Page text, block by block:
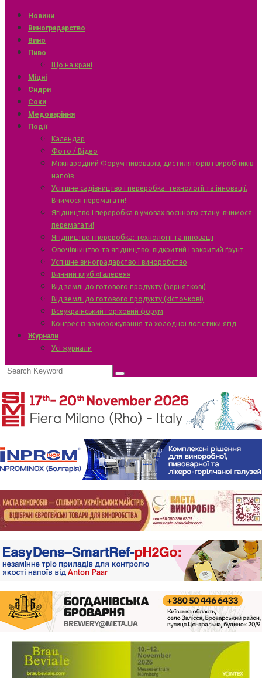
Новини
Виноградарство
Вино
Пиво
Що на крані
Міцні
Сидри
Соки
Медоваріння
Події
Календар
Фото / Відео
Міжнародний Форум пивоварів, дистиляторів і виробників
напоїв
Успішне садівництво і переробка: технології та інновації.
Вчимося перемагати!
Ягідництво і переробка в умовах воєнного стану: вчимося
перемагати!
Ягідництво і переробка: технології та інновації
Овочівництво та ягідництво: відкритий і закритий ґрунт
Успішне виноградарство і виноробство
Винний клуб «Галерея»
Від землі до готового продукту (зерняткові)
Від землі до готового продукту (кісточкові)
Всеукраїнський горіховий форум
Конгрес із заморожування та холодної логістики ягід
Журнали
Усі журнали